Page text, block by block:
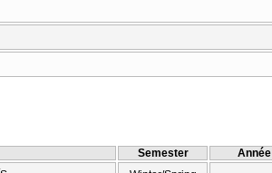
Semester Année